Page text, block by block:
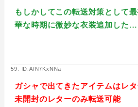
もしかしてこの転送対策として
華な時期に微妙な衣装追加した…
59: ID:AfN7KxNNa
ガシャで出てきたアイテムはレタ
未開封のレターのみ転送可能